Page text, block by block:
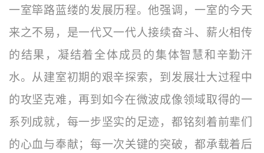
一室筚路蓝缕的发展历程。他强调，一室的今天
来之不易，是一代又一代人接续奋斗、薪火相传
的结果，凝结着全体成员的集体智慧和辛勤汗
水。从建室初期的艰辛探索，到发展壮大过程中
的攻坚克难，再到如今在微波成像领域取得的一
系列成就，每一步坚实的足迹，都铭刻着前辈们
的心血与奉献；每一次关键的突破，都承载着后